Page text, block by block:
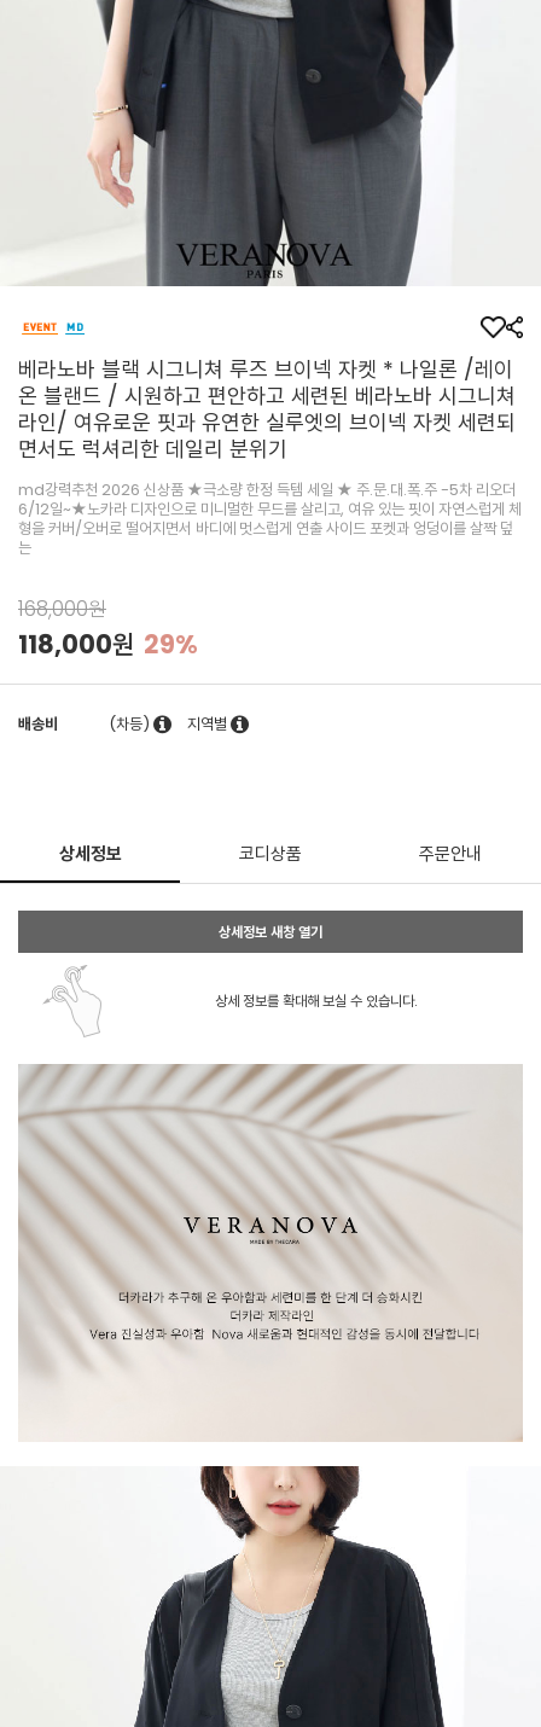
베라노바 블랙 시그니쳐 루즈 브이넥 자켓 * 나일론 /레이
온 블랜드 / 시원하고 편안하고 세련된 베라노바 시그니쳐
라인/ 여유로운 핏과 유연한 실루엣의 브이넥 자켓 세련되
면서도 럭셔리한 데일리 분위기
md강력추천 2026 신상품 ★극소량 한정 득템 세일 ★ 주.문.대.폭.주 -5차 리오더
6/12일~★노카라 디자인으로 미니멀한 무드를 살리고, 여유 있는 핏이 자연스럽게 체
형을 커버/오버로 떨어지면서 바디에 멋스럽게 연출 사이드 포켓과 엉덩이를 살짝 덮
는
168,000원
118,000원 29%
배송비 (차등) 지역별
상세정보 코디상품 주문안내
상세정보 새창 열기
상세 정보를 확대해 보실 수 있습니다.